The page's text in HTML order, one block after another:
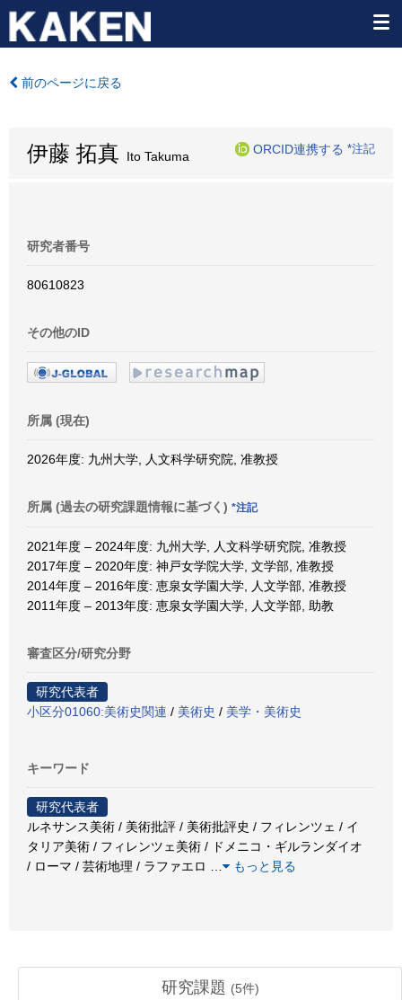
前のページに戻る
伊藤 拓真 Ito Takuma
ORCID連携する *注記
研究者番号
80610823
その他のID
所属 (現在)
2026年度: 九州大学, 人文科学研究院, 准教授
所属 (過去の研究課題情報に基づく) *注記
2021年度 – 2024年度: 九州大学, 人文科学研究院, 准教授
2017年度 – 2020年度: 神戸女学院大学, 文学部, 准教授
2014年度 – 2016年度: 恵泉女学園大学, 人文学部, 准教授
2011年度 – 2013年度: 恵泉女学園大学, 人文学部, 助教
審査区分/研究分野
研究代表者
小区分01060:美術史関連 / 美術史 / 美学・美術史
キーワード
研究代表者
ルネサンス美術 / 美術批評 / 美術批評史 / フィレンツェ / イ
タリア美術 / フィレンツェ美術 / ドメニコ・ギルランダイオ
/ ローマ / 芸術地理 / ラファエロ
もっと見る
研究課題 (5件)